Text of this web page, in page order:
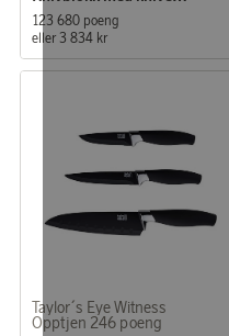
123 680 poeng
eller 3 834 kr
Taylor´s Eye Witness
Opptjen 246 poeng